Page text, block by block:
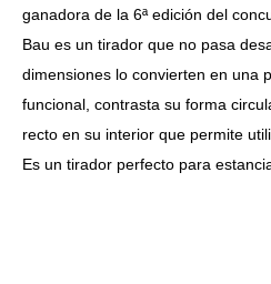
ganadora de la 6ª edición del
Bau es un tirador que no pasa
dimensiones lo convierten en una
funcional, contrasta su forma
recto en su interior que permite
Es un tirador perfecto para